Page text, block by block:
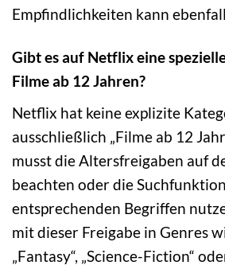
Empfindlichkeiten kann
Gibt es auf Netflix eine
Filme ab 12 Jahren?
Netflix hat keine explizite
ausschließlich „Filme ab 12
musst die Altersfreigaben auf
beachten oder die
entsprechenden Begriffen
mit dieser Freigabe in Genres
„Fantasy“, „Science-Fiction“